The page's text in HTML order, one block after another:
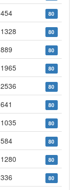
454 80
1328 80
889 80
1965 80
2536 80
641 80
1035 80
584 80
1280 80
336 80